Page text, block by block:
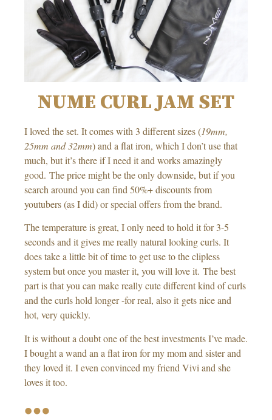
NUME CURL JAM SET
I loved the set. It comes with 3 different sizes (19mm,
25mm and 32mm) and a flat iron, which I don’t use that
much, but it’s there if I need it and works amazingly
good. The price might be the only downside, but if you
search around you can find 50%+ discounts from
youtubers (as I did) or special offers from the brand.
The temperature is great, I only need to hold it for 3-5
seconds and it gives me really natural looking curls. It
does take a little bit of time to get use to the clipless
system but once you master it, you will love it. The best
part is that you can make really cute different kind of curls
and the curls hold longer -for real, also it gets nice and
hot, very quickly.
It is without a doubt one of the best investments I’ve made.
I bought a wand an a flat iron for my mom and sister and
they loved it. I even convinced my friend Vivi and she
loves it too.